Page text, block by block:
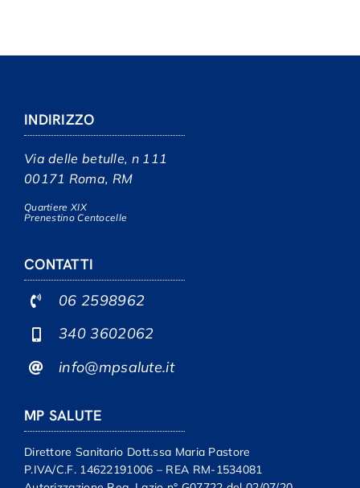
INDIRIZZO
Via delle betulle, n 111
00171 Roma, RM
Quartiere XIX
Prenestino Centocelle
CONTATTI
06 2598962
340 3602062
info@mpsalute.it
MP SALUTE
Direttore Sanitario Dott.ssa Maria Pastore
P.IVA/C.F. 14622191006 – REA RM-1534081